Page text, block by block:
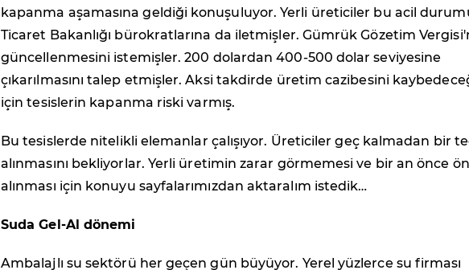
kapanma aşamasına geldiği konuşuluyor. Yerli üreticiler bu acil
Ticaret Bakanlığı bürokratlarına da iletmişler. Gümrük Gözetim
güncellenmesini istemişler. 200 dolardan 400-500 dolar seviyesine
çıkarılmasını talep etmişler. Aksi takdirde üretim cazibesini
için tesislerin kapanma riski varmış.
Bu tesislerde nitelikli elemanlar çalışıyor. Üreticiler geç kalmadan bir
alınmasını bekliyorlar. Yerli üretimin zarar görmemesi ve bir an önce
alınması için konuyu sayfalarımızdan aktaralım istedik…
Suda Gel-Al dönemi
Ambalajlı su sektörü her geçen gün büyüyor. Yerel yüzlerce su firması